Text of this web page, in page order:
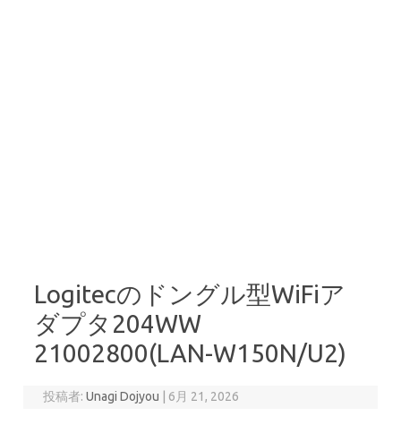
Logitecのドングル型WiFiア
ダプタ204WW
21002800(LAN-W150N/U2)
投稿者:Unagi Dojyou 6月 21, 2026